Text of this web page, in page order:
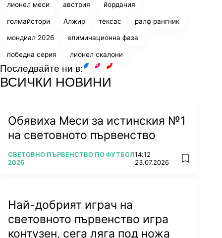
лионел меси австрия йордания
голмайстори Алжир тексас ралф рангник
мондиал 2026 елиминационна фаза
победна серия лионел скалони
Последвайте ни в:
ВСИЧКИ НОВИНИ
Обявиха Меси за истинския №1
на световното първенство
ПОВЕЧЕ ОТ
СВЕТОВНО ПЪРВЕНСТВО ПО ФУТБОЛ
2026
14:12
23.07.2026
add
Най-добрият играч на
световното първенство игра
контузен, сега ляга под ножа